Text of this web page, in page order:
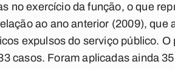
no exercício da função, o que
ao ano anterior (2009), que
expulsos do serviço público.
casos. Foram aplicadas ainda